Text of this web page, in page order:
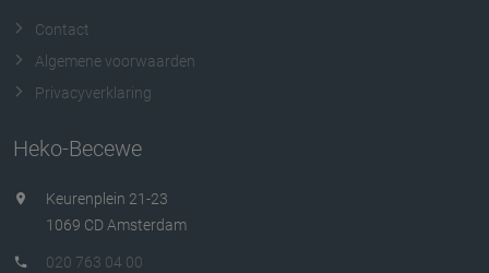
Contact
Algemene voorwaarden
Privacyverklaring
Heko-Becewe
Keurenplein 21-23
1069 CD Amsterdam
020 763 04 00